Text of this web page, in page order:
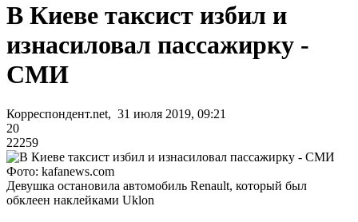
В Киеве таксист избил и
изнасиловал пассажирку -
СМИ
Корреспондент.net, 31 июля 2019, 09:21
20
22259
Фото: kafanews.com
Девушка остановила автомобиль Renault, который был
обклеен наклейками Uklon